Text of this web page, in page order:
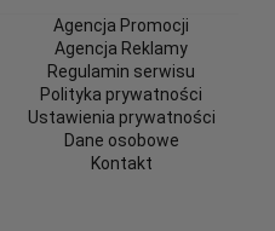
Agencja Promocji
Agencja Reklamy
Regulamin serwisu
Polityka prywatności
Ustawienia prywatności
Dane osobowe
Kontakt